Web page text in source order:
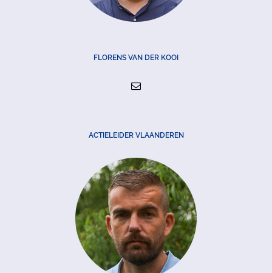
FLORENS VAN DER KOOI
ACTIELEIDER VLAANDEREN